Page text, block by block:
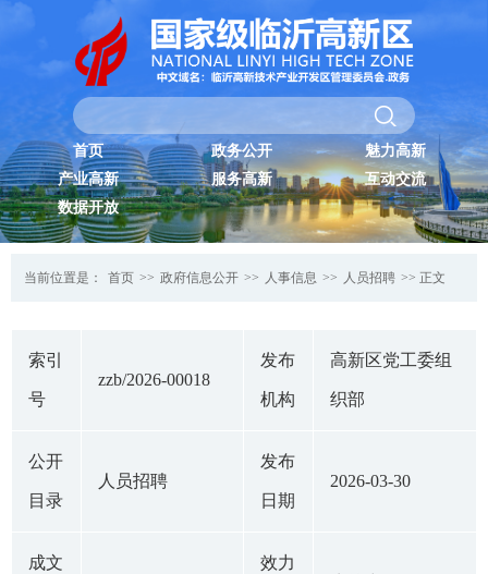
首页 政务公开
魅力高新
产业高新
服务高新
互动交流
数据开放
当前位置是： 首页 >> 政府信息公开 >> 人事信息 >> 人员招聘 >> 正文
索引
号
zzb/2026-00018
发布
机构
高新区党工委组
织部
公开
目录
人员招聘
发布
日期
2026-03-30
成文 效力